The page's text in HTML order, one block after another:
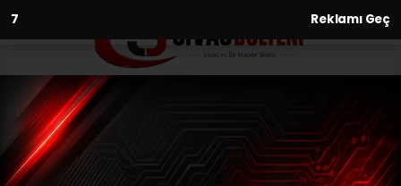
6 Reklamı Geç
Anasayfa
(Düzeltme) Çinileriyle göz
kamaştıran Gök Medrese açılış
için gün sayıyor